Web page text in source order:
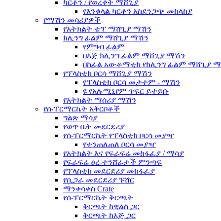
ካርቶን / የወረቀት ማሸጊያ
የእንቁላል ካርቶን አስደንጋጭ መከላከያ
የማሽን መሳሪያዎች
የአትክልት ቴፕ ማሸጊያ ማሽን
ክሊንግ ፊልም ማሸጊያ ማሽን
የምግብ ፊልም
በእጅ ክሊንግ ፊልም ማሸጊያ ማሽን
በከፊል አውቶማቲክ የክሊንግ ፊልም ማሸጊያ
የፕላስቲክ ቦርሳ ማሸጊያ ማሽን
የፕላስቲክ ቦርሳ መታተም - ማሽን
ዩ የአሉሚኒየም ጥፍር ይተይቡ
የአትክልት ማሰሪያ ማሽን
የሱፐርማርኬት አቅርቦቶች
ግልጽ ማሳያ
የወጥ ቤት መደርደሪያ
የሱፐርማርኬት የፕላስቲክ ቦርሳ መያዣ
የተንጠለጠለ ቦርሳ መያዣ
የአትክልት እና የፍራፍሬ መከፋፈያ / ማሳያ
የፍራፍሬ ፀረ-ተንሸራታች ምንጣፍ
የፕላስቲክ መደርደሪያ መከፋፈያ
የሲጋራ መደርደሪያ ፑሸር
ማንቀሳቀስ Crate
የሱፐርማርኬት ቅርጫት
ቅርጫት ከዊልስ ጋር
ቅርጫት ከእጅ ጋር